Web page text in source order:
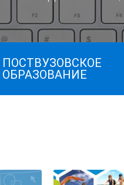
ПОСТВУЗОВСКОЕ
ОБРАЗОВАНИЕ